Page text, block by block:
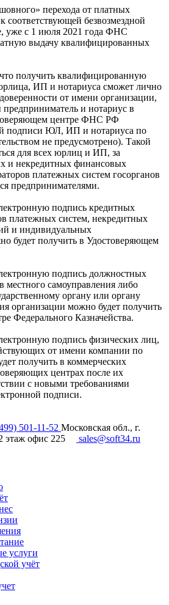
перехода от платных
соответствующей безвозмездной
уже с 1 июля 2021 года ФНС
выдачу квалифицированных
получить квалифицированную
ИП и нотариуса сможет лично
от имени организации,
и нотариус в
центре ФНС РФ
подписи ЮЛ, ИП и нотариуса по
не предусмотрено). Такой
для всех юрлиц и ИП, за
и некредитных финансовых
платежных систем госорганов
предпринимателями.
подпись кредитных
платежных систем, некредитных
и индивидуальных
будет получить в Удостоверяющем
подпись должностных
местного самоуправления либо
органу или органу
организации можно будет получить
Федерального Казначейства.
подпись физических лиц,
от имени компании по
получить в коммерческих
центрах после их
с новыми требованиями
подписи.
501-11-52 Московская обл., г.
этаж офис 225
sales@soft34.ru
услуги
учёт